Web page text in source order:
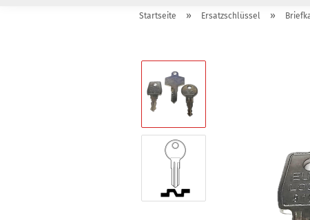
Startseite » Ersatzschlüssel »